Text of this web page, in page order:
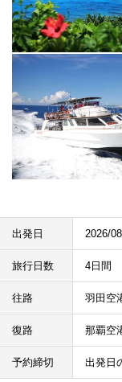
出発日 2026/
旅行日数 4日間
往路 羽田空
復路 那覇空
予約締切 出発日